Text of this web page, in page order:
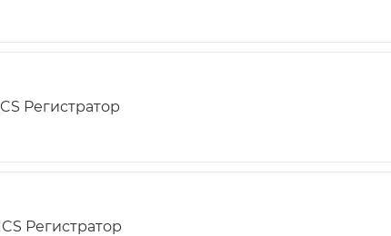
Регистратор
Регистратор